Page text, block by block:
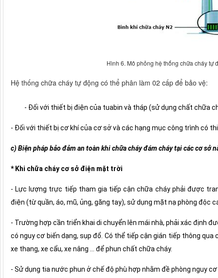
Hình 6. Mô phỏng hệ thống chữa cháy tự
Hệ thống chữa cháy tự động có thể phân làm 02 cấp để bảo vệ:
- Đối với thiết bị điện của tuabin và tháp (sử dụng chất chữa
- Đối với thiết bị cơ khí của cơ sở và các hạng mục công trình có
c) Biện pháp bảo đảm an toàn khi chữa cháy đám cháy tại các cơ sở
* Khi chữa cháy cơ sở điện mặt trời
- Lực lượng trực tiếp tham gia tiếp cận chữa cháy phải được
điện (từ quần, áo, mũ, ủng, găng tay), sử dụng mặt nạ phòng độc
- Trường hợp cần triển khai di chuyển lên mái nhà, phải xác định
có nguy cơ biến dạng, sụp đổ. Có thể tiếp cận gián tiếp thông
xe thang, xe cẩu, xe nâng ... để phun chất chữa cháy.
- Sử dụng tia nước phun ở chế độ phù hợp nhằm đề phòng nguy